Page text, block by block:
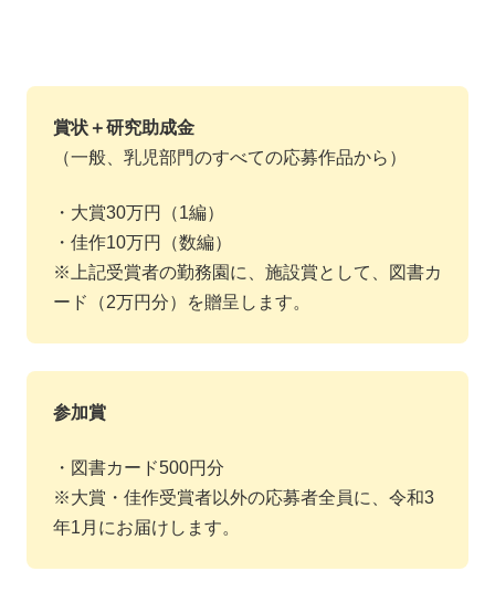
賞状＋研究助成金
（一般、乳児部門のすべての応募作品から）
・大賞30万円（1編）
・佳作10万円（数編）
※上記受賞者の勤務園に、施設賞として、図書カ
ード（2万円分）を贈呈します。
参加賞
・図書カード500円分
※大賞・佳作受賞者以外の応募者全員に、令和3
年1月にお届けします。